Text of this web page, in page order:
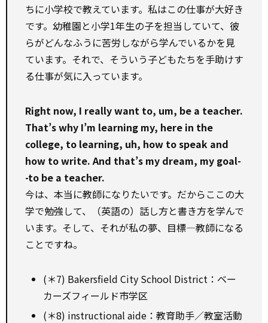
ちに小学校で教えています。私はこの仕事が大好き
です。幼稚園と小学1年生の子を担当していて、彼
らがどんなふうに苦労しながら学んでいるかを見
ています。それで、そういう子どもたちを手助けす
る仕事が気に入っています。
Right now, I really want to, um, be a teacher.
That’s why I’m learning my, here in the
college, to learning, uh, how to speak and
how to write. And that’s my dream, my goal-
-to be a teacher.
今は、本当に教師になりたいです。だからここの大
学で勉強して、（英語の）話し方と書き方を学んで
います。そして、それが私の夢、目標―教師になる
ことですね。
(＊7) Bakersfield City School District：ベー
カーズフィールド市学区
(＊8) instructional aide：教育助手／教室活動